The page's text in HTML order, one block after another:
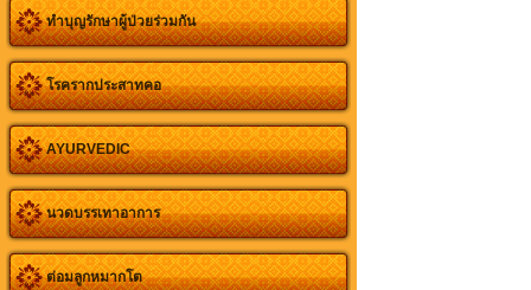
ทำบุญรักษาผู้ป่วยร่วมกัน
โรครากประสาทคอ
AYURVEDIC
นวดบรรเทาอาการ
ต่อมลูกหมากโต